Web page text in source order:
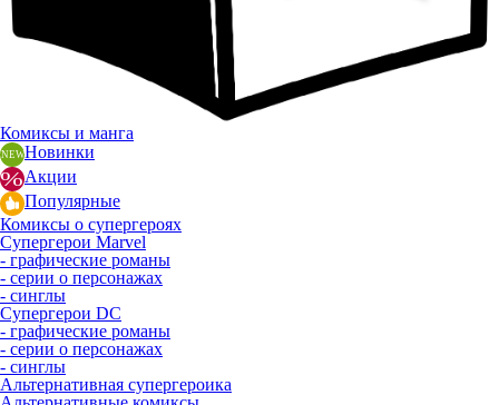
Комиксы и манга
Новинки
Акции
Популярные
Комиксы о супергероях
Супергерои Marvel
- графические романы
- серии о персонажах
- синглы
Супергерои DC
- графические романы
- серии о персонажах
- синглы
Альтернативная супергероика